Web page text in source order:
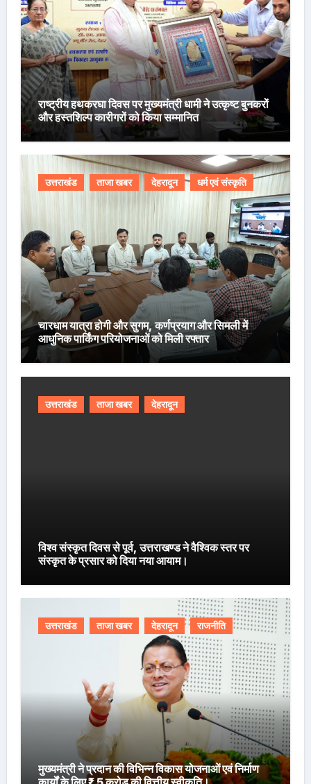
राष्ट्रीय हथकरघा दिवस पर मुख्यमंत्री धामी ने उत्कृष्ट बुनकरों
और हस्तशिल्प कारीगरों को किया सम्मानित
उत्तराखंड ताजा खबर देहरादून धर्म एवं संस्कृति
चारधाम यात्रा होगी और सुगम, कर्णप्रयाग और सिमली में
आधुनिक पार्किंग परियोजनाओं को मिली रफ्तार
उत्तराखंड ताजा खबर देहरादून
विश्व संस्कृत दिवस से पूर्व, उत्तराखण्ड ने वैश्विक स्तर पर
संस्कृत के प्रसार को दिया नया आयाम।
उत्तराखंड ताजा खबर देहरादून राजनीति
मुख्यमंत्री ने प्रदान की विभिन्न विकास योजनाओं एवं निर्माण